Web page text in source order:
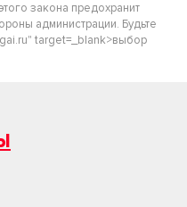
закона предохранит
администрации. Будьте
target=_blank>выбор